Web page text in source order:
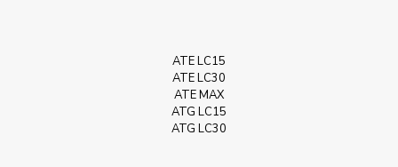
ATE LC15
ATE LC30
ATE MAX
ATG LC15
ATG LC30